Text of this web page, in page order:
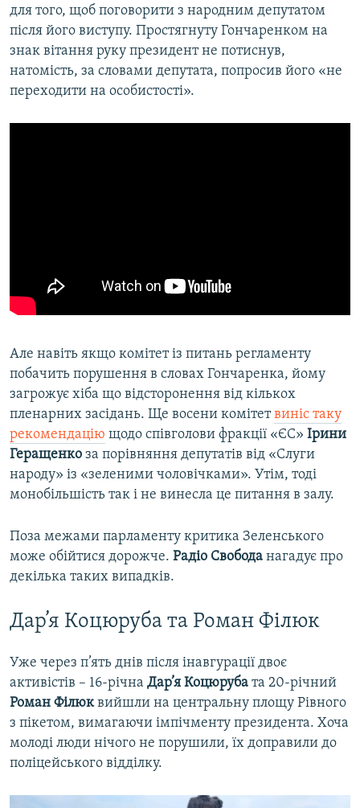
для того, щоб поговорити з народним депутатом
після його виступу. Простягнуту Гончаренком на
знак вітання руку президент не потиснув,
натомість, за словами депутата, попросив його «не
переходити на особистості».
Але навіть якщо комітет із питань регламенту
побачить порушення в словах Гончаренка, йому
загрожує хіба що відсторонення від кількох
пленарних засідань. Ще восени комітетвиніс таку
рекомендацію щодо співголови фракції «ЄС» Ірини
Геращенко за порівняння депутатів від «Слуги
народу» із «зеленими чоловічками». Утім, тоді
монобільшість так і не винесла це питання в залу.
Поза межами парламенту критика Зеленського
може обійтися дорожче. Радіо Свобода нагадує про
декілька таких випадків.
Дар’я Коцюруба та Роман Філюк
Уже через п’ять днів після інавгурації двоє
активістів – 16-річна Дар’я Коцюруба та 20-річний
Роман Філюквийшли на центральну площу Рівного
з пікетом, вимагаючи імпічменту президента. Хоча
молоді люди нічого не порушили, їх доправили до
поліцейського відділку.